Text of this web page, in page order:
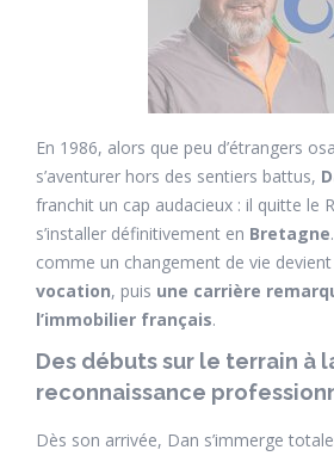
En 1986, alors que peu d’étrangers
s’aventurer hors des sentiers battus,
franchit un cap audacieux : il quitte le
s’installer définitivement en Bretagne
comme un changement de vie
vocation, puis une carrière
l’immobilier français.
Des débuts sur le terrain à
reconnaissance
Dès son arrivée, Dan s’immerge